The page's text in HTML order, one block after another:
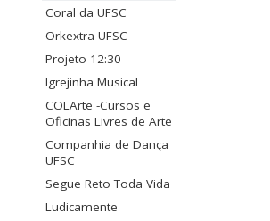
Coral da UFSC
Orkextra UFSC
Projeto 12:30
Igrejinha Musical
COLArte -Cursos e
Oficinas Livres de Arte
Companhia de Dança
UFSC
Segue Reto Toda Vida
Ludicamente